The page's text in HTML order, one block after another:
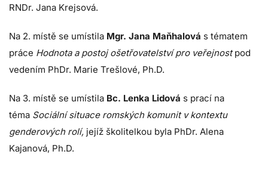
RNDr. Jana Krejsová.
Na 2. místě se umístila Mgr. Jana Maňhalová s tématem
práce Hodnota a postoj ošetřovatelství pro veřejnost pod
vedením PhDr. Marie Trešlové, Ph.D.
Na 3. místě se umístila Bc. Lenka Lidová s prací na
téma Sociální situace romských komunit v kontextu
genderových rolí, jejíž školitelkou byla PhDr. Alena
Kajanová, Ph.D.